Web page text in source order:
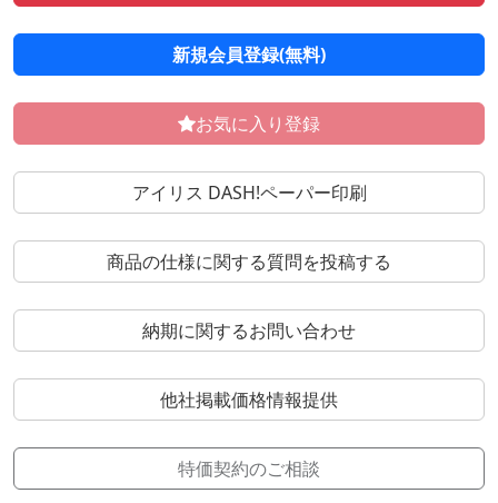
新規会員登録(無料)
お気に入り登録
アイリス DASH!ペーパー印刷
商品の仕様に関する質問を投稿する
納期に関するお問い合わせ
他社掲載価格情報提供
特価契約のご相談